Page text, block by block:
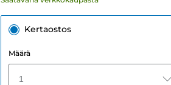
Kertaostos
Määrä
1